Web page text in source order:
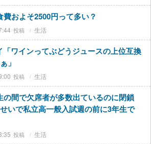
費およそ2500円って多い？
生活
「ワインってぶどうジュースの上位互換
」
生活
の間で欠席者が多数出ているのに閉鎖
いで私立高一般入試週の前に3年生で
生活